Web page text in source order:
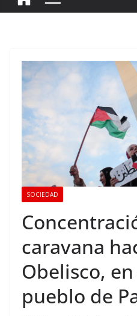
SOCIEDAD
caravana
Obelisco,
pueblo de